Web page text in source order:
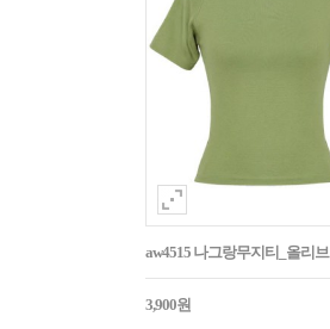
aw4515 나그랑무지티_올리브
3,900원